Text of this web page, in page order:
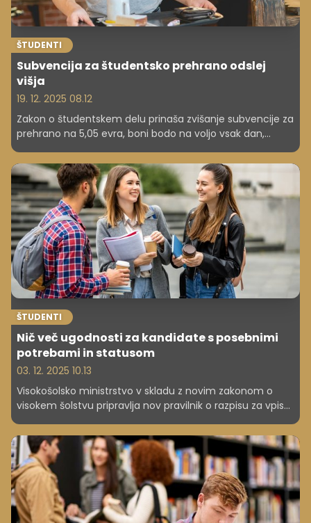
ŠTUDENTI
Subvencija za študentsko prehrano odslej
višja
19. 12. 2025 08.12
Zakon o študentskem delu prinaša zvišanje subvencije za
prehrano na 5,05 evra, boni bodo na voljo vsak dan,
urne postavke za študentsko delo, kar bo vodilo v
ugodnejši bruto znesek.
ŠTUDENTI
Nič več ugodnosti za kandidate s posebnimi
potrebami in statusom
03. 12. 2025 10.13
Visokošolsko ministrstvo v skladu z novim zakonom o
visokem šolstvu pripravlja nov pravilnik o razpisu za vpis
ugodnosti ob vpisu za kandidate s posebnimi potrebami
in statusom. Ob nasprotovanju predvsem med starši in
kandidati ministrstvo pojasnjuje, da je bila dosedanja
ureditev nepravična.